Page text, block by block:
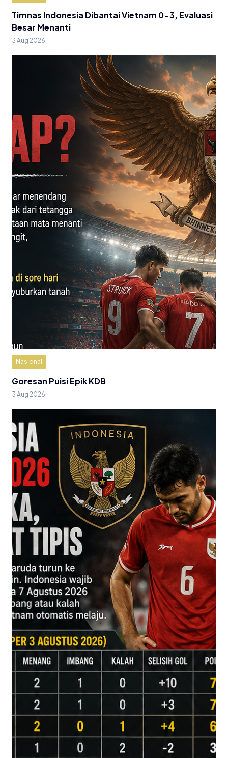
Timnas Indonesia Dibantai Vietnam 0-3, Evaluasi
Besar Menanti
3 Aug 2026
Nasional
Goresan Puisi Epik KDB
3 Aug 2026